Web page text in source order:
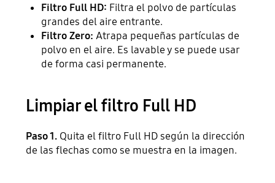
Filtro Full HD: Filtra el polvo de partículas
grandes del aire entrante.
Filtro Zero: Atrapa pequeñas partículas de
polvo en el aire. Es lavable y se puede usar
de forma casi permanente.
Limpiar el filtro Full HD
Paso 1. Quita el filtro Full HD según la dirección
de las flechas como se muestra en la imagen.